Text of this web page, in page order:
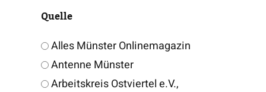
Quelle
Alles Münster Onlinemagazin
Antenne Münster
Arbeitskreis Ostviertel e.V.,